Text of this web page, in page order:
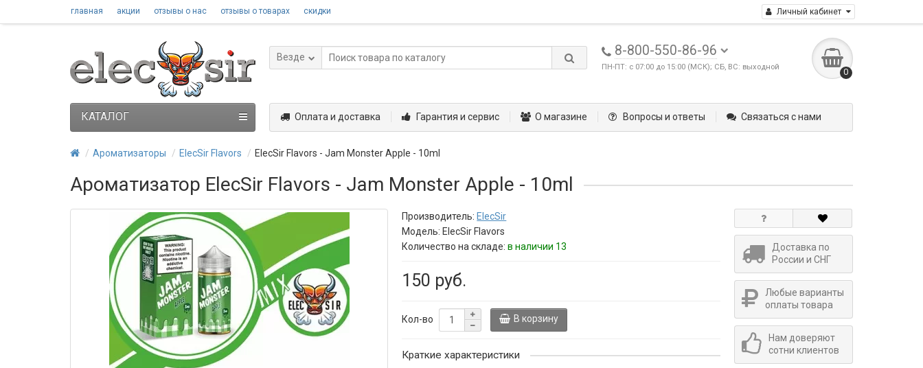
Личный кабинет
главная акции отзывы о нас отзывы о товарах скидки
8-800-550-86-96
ПН-ПТ: с 07:00 до 15:00 (МСК); СБ, ВС: выходной 0
Везде
Оплата и доставка Гарантия и сервис О магазине Вопросы и ответы Связаться с нами
КАТАЛОГ
Ароматизаторы ElecSir Flavors ElecSir Flavors - Jam Monster Apple - 10ml
Ароматизатор ElecSir Flavors - Jam Monster Apple - 10ml
Производитель: ElecSir
Модель: ElecSir Flavors
Количество на складе:в наличии 13
150 руб.
Кол-во В корзину
Краткие характеристики
Доставка по
России и СНГ
Любые варианты
оплаты товара
Нам доверяют
сотни клиентов